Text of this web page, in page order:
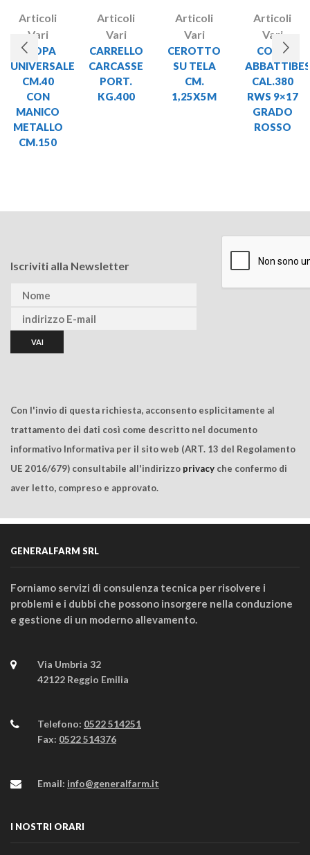
Articoli
Vari
SCOPA
UNIVERSALE
CM.40
CON
MANICO
METALLO
CM.150
Articoli
Vari
CARRELLO
CARCASSE
PORT.
KG.400
Articoli
Vari
CEROTTO
SU TELA
CM.
1,25X5M
Articoli
Vari
COLPI
CAL.380
RWS 9×17
GRADO
ROSSO
Iscriviti alla Newsletter
Con l'invio di questa richiesta, acconsento esplicitamente al
trattamento dei dati così come descritto nel documento
informativo Informativa per il sito web (ART. 13 del Regolamento
UE 2016/679) consultabile all'indirizzo privacy che confermo di
aver letto, compreso e approvato.
GENERALFARM SRL
Forniamo servizi di consulenza tecnica per risolvere i
problemi e i dubbi che possono insorgere nella conduzione
e gestione di un moderno allevamento.
Via Umbria 32
42122 Reggio Emilia
Telefono: 0522 514251
Fax: 0522 514376
Email: info@generalfarm.it
I NOSTRI ORARI